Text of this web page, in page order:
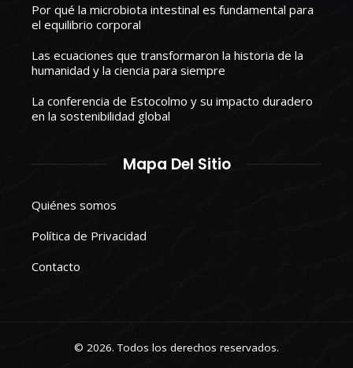
Por qué la microbiota intestinal es fundamental para
el equilibrio corporal
Las ecuaciones que transformaron la historia de la
humanidad y la ciencia para siempre
La conferencia de Estocolmo y su impacto duradero
en la sostenibilidad global
Mapa Del Sitio
Quiénes somos
Política de Privacidad
Contacto
© 2026. Todos los derechos reservados.